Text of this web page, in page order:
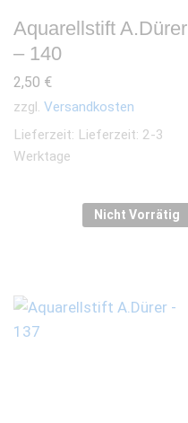
Aquarellstift A.Dürer
– 140
2,50 €
zzgl. Versandkosten
Lieferzeit: Lieferzeit: 2-3
Werktage
Nicht Vorrätig